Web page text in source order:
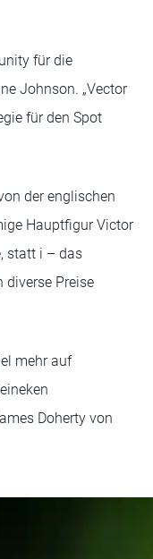
für die
Johnson. „Vector
für den Spot
der englischen
Hauptfigur Victor
statt i – das
diverse Preise
mehr auf
Doherty von